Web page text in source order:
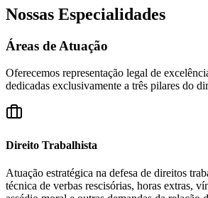
Nossas Especialidades
Áreas de Atuação
Oferecemos representação legal de
dedicadas exclusivamente a três pilares do
Direito Trabalhista
Atuação estratégica na defesa de direitos
técnica de verbas rescisórias, horas extras,